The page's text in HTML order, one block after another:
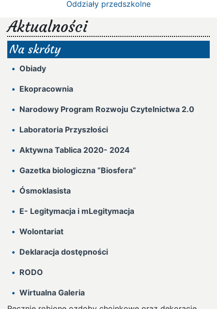
Oddziały przedszkolne
Aktualności
Na skróty
Obiady
Ekopracownia
Narodowy Program Rozwoju Czytelnictwa 2.0
Laboratoria Przyszłości
Aktywna Tablica 2020- 2024
Gazetka biologiczna “Biosfera”
Ósmoklasista
E- Legitymacja i mLegitymacja
Wolontariat
Deklaracja dostępności
RODO
Wirtualna Galeria